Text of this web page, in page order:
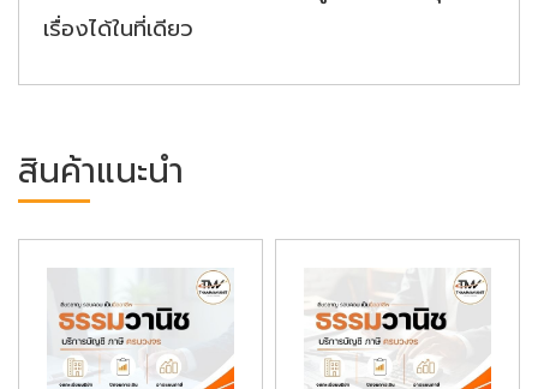
เรื่องได้ในที่เดียว
สินค้าแนะนำ